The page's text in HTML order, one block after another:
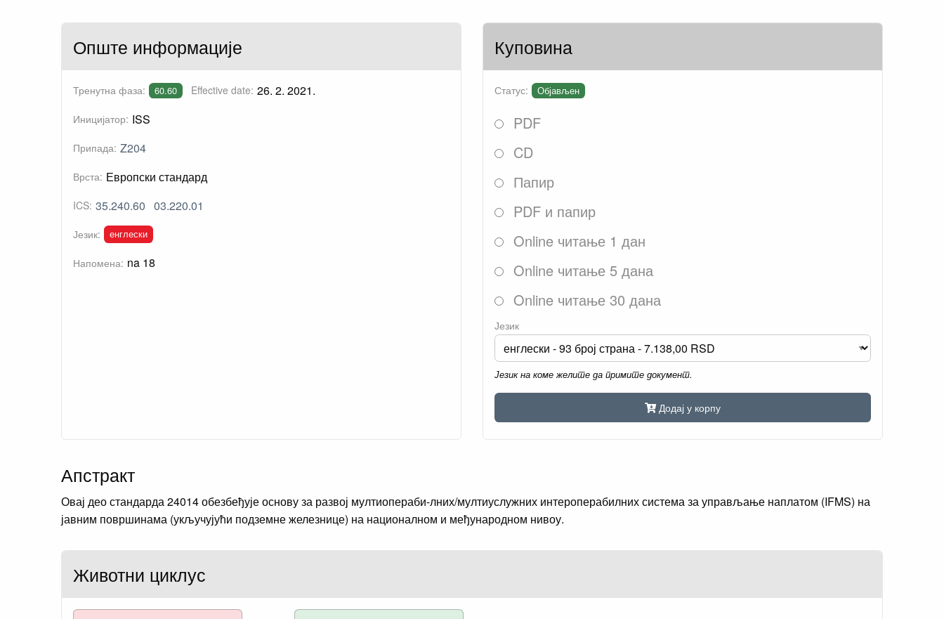
Опште информације
Тренутна фаза: 60.60 Effective date: 26. 2. 2021.
Иницијатор: ISS
Припада: Z204
Врста: Европски стандард
ICS: 35.240.60 03.220.01
Језик: енглески
Напомена: na 18
Куповина
Статус: Објављен
PDF
CD
Папир
PDF и папир
Online читање 1 дан
Online читање 5 дана
Online читање 30 дана
Језик
Језик на коме желите да примите документ.
Додај у корпу
Апстракт
Овај део стандарда 24014 обезбеђује основу за развој мултиопераби-лних/мултиуслужних интероперабилних система за управљање наплатом (IFMS) на
јавним површинама (укључујући подземне железнице) на националном и међународном нивоу.
Животни циклус